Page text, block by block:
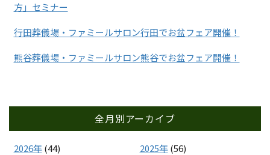
方」セミナー
行田葬儀場・ファミールサロン行田でお盆フェア開催！
熊谷葬儀場・ファミールサロン熊谷でお盆フェア開催！
全月別アーカイブ
2026年(44) 2025年(56)